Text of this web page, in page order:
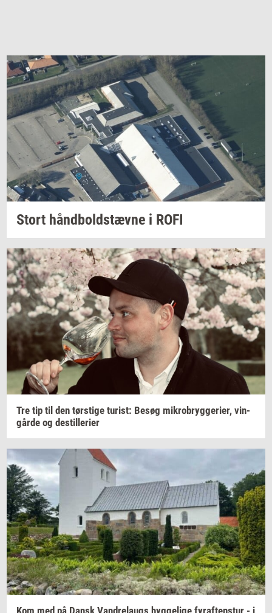
Stort hånd­bold­stæv­ne i ROFI
Tre tip til den tørsti­ge turist: Besøg mi­kro­bryg­ge­ri­er, vin­
går­de og destil­le­ri­er
Kom med på Dansk Van­d­re­laugs hyg­ge­li­ge fyraf­tens­tur - i